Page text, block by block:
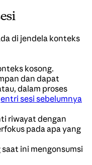
di jendela konteks
kosong.
dan dapat
dalam proses
entri sesi sebelumnya
riwayat dengan
pada apa yang
ini mengonsumsi